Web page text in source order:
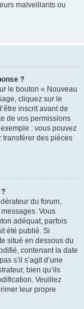
malveillants ou
?
le bouton « Nouveau
cliquez sur le
inscrit avant de
de vos permissions
: vous pouvez
transférer des pièces
du forum,
Vous
adéquat, parfois
été publié. Si
situé en dessous du
contenant la date
s’il s’agit d’une
bien qu’ils
Veuillez
leur propre